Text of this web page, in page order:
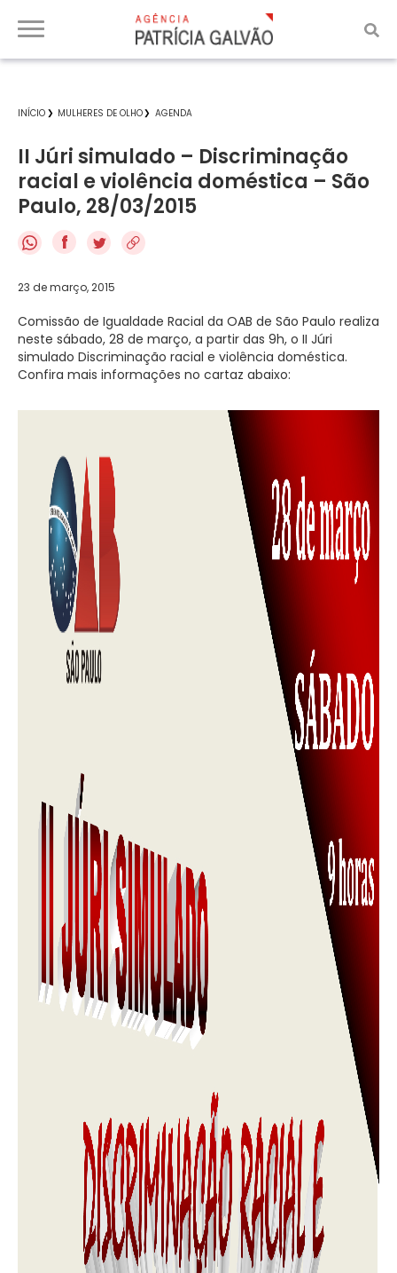
INÍCIO MULHERES DE OLHO AGENDA
II Júri simulado – Discriminação
racial e violência doméstica – São
Paulo, 28/03/2015
f
23 de março, 2015
Comissão de Igualdade Racial da OAB de São Paulo realiza
neste sábado, 28 de março, a partir das 9h, o II Júri
simulado Discriminação racial e violência doméstica.
Confira mais informações no cartaz abaixo: